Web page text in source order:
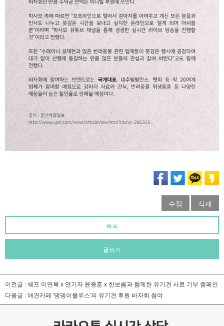
수정 삭제
목록
글쓰기
이전글 :쉐프 이연복 x 연기자 윤종훈 x 한보름과 함께한 유기견 사료 기부 캠페인
다음글 :애견카페 '댕댕이블루스'의 유기견 후원 바자회 참여